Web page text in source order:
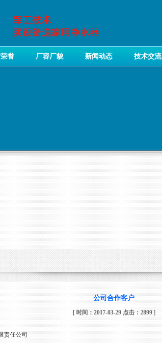
誉 厂容厂貌 新闻动态 技术交流
公司合作客户
[ 时间：2017-03-29 点击：2899 ]
责任公司